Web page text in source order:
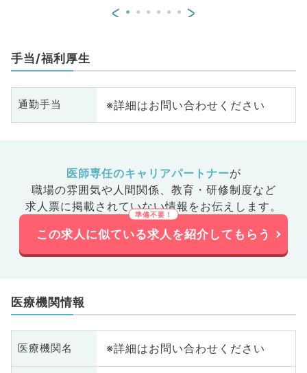
< >
手当/福利厚生
通勤手当 ※詳細はお問い合わせください
医師専任のキャリアパートナーが
職場の雰囲気や人間関係、 教育・研修制度など
求人票に掲載されていない情報をお伝えします。
この求人に似ている求人を紹介してもらう
医療機関情報
医療機関名 ※詳細はお問い合わせください